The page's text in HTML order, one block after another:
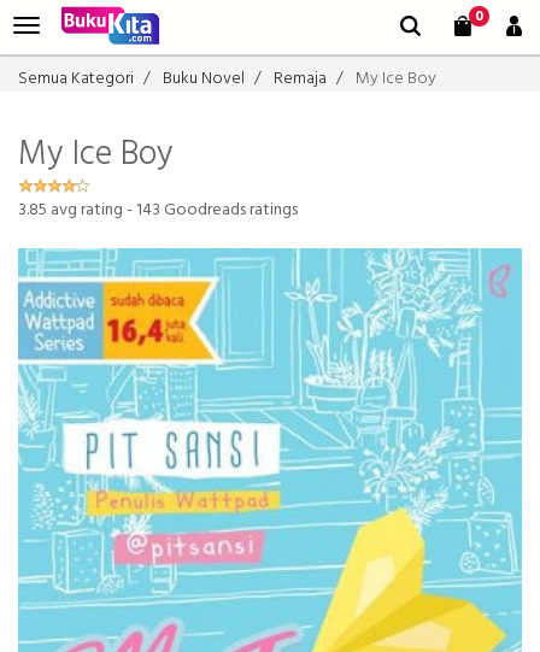
0
Semua Kategori Buku Novel Remaja My Ice Boy
My Ice Boy
3.85 avg rating - 143 Goodreads ratings